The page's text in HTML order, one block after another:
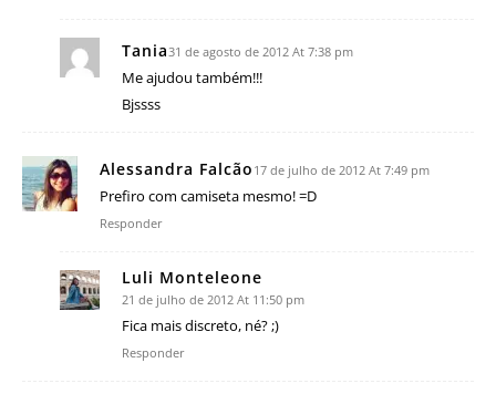
Tania 31 de agosto de 2012 At 7:38 pm
Me ajudou também!!!
Bjssss
Alessandra Falcão 17 de julho de 2012 At 7:49 pm
Prefiro com camiseta mesmo! =D
Responder
Luli Monteleone
21 de julho de 2012 At 11:50 pm
Fica mais discreto, né? ;)
Responder